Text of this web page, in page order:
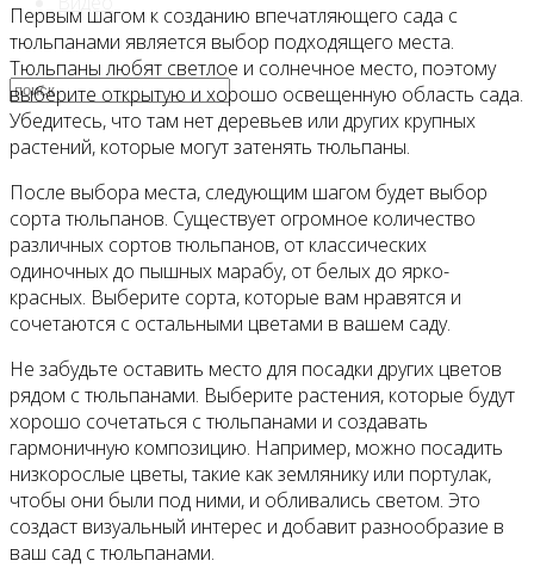
Первым шагом к созданию впечатляющего сада с
тюльпанами является выбор подходящего места.
Тюльпаны любят светлое и солнечное место, поэтому
выберите открытую и хорошо освещенную область сада.
Убедитесь, что там нет деревьев или других крупных
растений, которые могут затенять тюльпаны.
После выбора места, следующим шагом будет выбор
сорта тюльпанов. Существует огромное количество
различных сортов тюльпанов, от классических
одиночных до пышных марабу, от белых до ярко-
красных. Выберите сорта, которые вам нравятся и
сочетаются с остальными цветами в вашем саду.
Не забудьте оставить место для посадки других цветов
рядом с тюльпанами. Выберите растения, которые будут
хорошо сочетаться с тюльпанами и создавать
гармоничную композицию. Например, можно посадить
низкорослые цветы, такие как землянику или портулак,
чтобы они были под ними, и обливались светом. Это
создаст визуальный интерес и добавит разнообразие в
ваш сад с тюльпанами.